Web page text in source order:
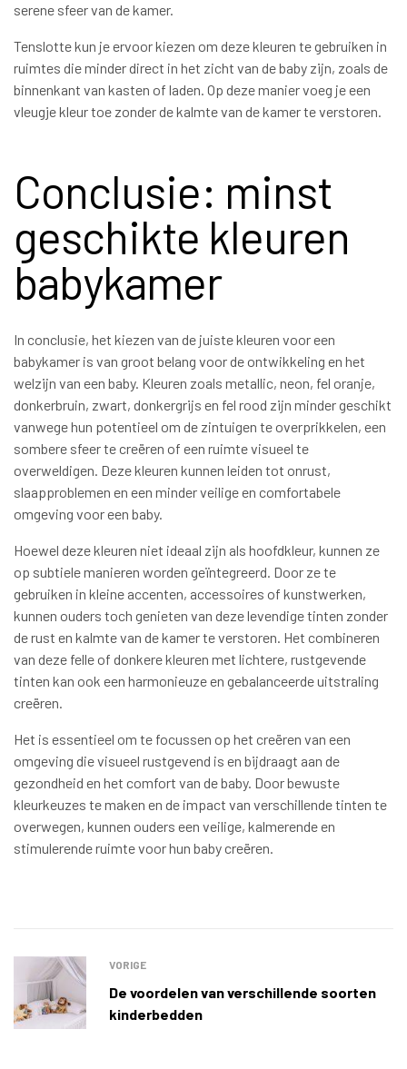
serene sfeer van de kamer.
Tenslotte kun je ervoor kiezen om deze kleuren te gebruiken in
ruimtes die minder direct in het zicht van de baby zijn, zoals de
binnenkant van kasten of laden. Op deze manier voeg je een
vleugje kleur toe zonder de kalmte van de kamer te verstoren.
Conclusie: minst
geschikte kleuren
babykamer
In conclusie, het kiezen van de juiste kleuren voor een
babykamer is van groot belang voor de ontwikkeling en het
welzijn van een baby. Kleuren zoals metallic, neon, fel oranje,
donkerbruin, zwart, donkergrijs en fel rood zijn minder geschikt
vanwege hun potentieel om de zintuigen te overprikkelen, een
sombere sfeer te creëren of een ruimte visueel te
overweldigen. Deze kleuren kunnen leiden tot onrust,
slaapproblemen en een minder veilige en comfortabele
omgeving voor een baby.
Hoewel deze kleuren niet ideaal zijn als hoofdkleur, kunnen ze
op subtiele manieren worden geïntegreerd. Door ze te
gebruiken in kleine accenten, accessoires of kunstwerken,
kunnen ouders toch genieten van deze levendige tinten zonder
de rust en kalmte van de kamer te verstoren. Het combineren
van deze felle of donkere kleuren met lichtere, rustgevende
tinten kan ook een harmonieuze en gebalanceerde uitstraling
creëren.
Het is essentieel om te focussen op het creëren van een
omgeving die visueel rustgevend is en bijdraagt aan de
gezondheid en het comfort van de baby. Door bewuste
kleurkeuzes te maken en de impact van verschillende tinten te
overwegen, kunnen ouders een veilige, kalmerende en
stimulerende ruimte voor hun baby creëren.
VORIGE
De voordelen van verschillende soorten
kinderbedden